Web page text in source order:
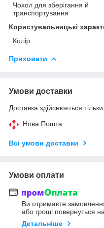
Чохол для зберігання й
транспортування
Користувальницькі
Колір
Приховати
Умови доставки
Доставка здійснюється
Нова Пошта
Всі умови доставки
Умови оплати
Ви отримаєте
або гроші повернуться
Детальніше